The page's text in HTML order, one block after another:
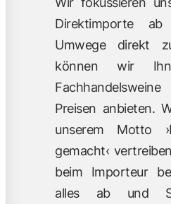
Direktimporte
Umwege direkt
können wir
Preisen anbieten.
unserem Motto
gemacht‹
beim Importeur
alles ab und